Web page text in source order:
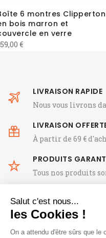
6 montres Clipperton
bois marron et
en verre
€
LIVRAISON RAPIDE
Nous vous livrons
LIVRAISON
À partir de 69 €
PRODUITS
Tous nos produits